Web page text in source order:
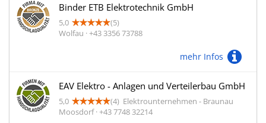
Binder ETB Elektrotechnik GmbH
5,0
(5)
Wolfau · +43 3356 73788
mehr Infos
EAV Elektro - Anlagen und Verteilerbau GmbH
5,0 (4) Elektrounternehmen - Braunau
Moosdorf · +43 7748 32214